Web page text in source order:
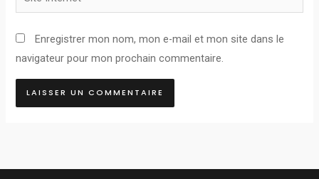
Internet
Enregistrer mon nom, mon e-mail et mon site dans le
navigateur pour mon prochain commentaire.